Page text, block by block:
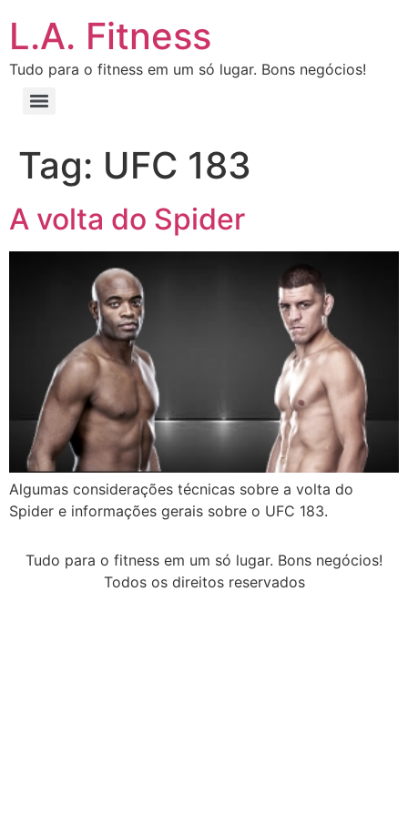
L.A. Fitness
Tudo para o fitness em um só lugar. Bons negócios!
Tag: UFC 183
A volta do Spider
Algumas considerações técnicas sobre a volta do
Spider e informações gerais sobre o UFC 183.
Tudo para o fitness em um só lugar. Bons negócios!
Todos os direitos reservados